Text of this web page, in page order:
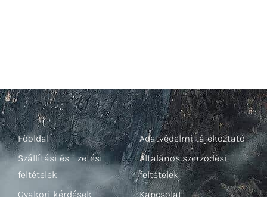
Főoldal
Szállítási és fizetési
feltételek
Gyakori kérdések
Adatvédelmi tájékoztató
Általános szerződési
feltételek
Kapcsolat